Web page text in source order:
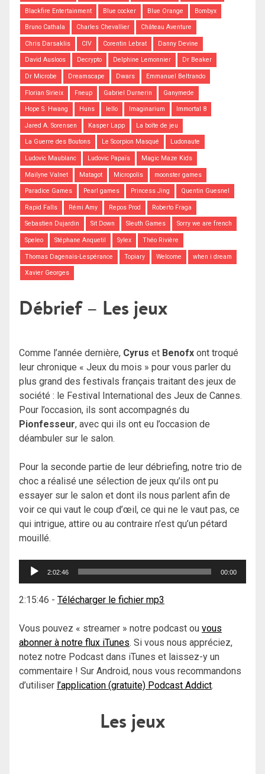
Blackfire Entertainment Blue cocker Blue Orange Bombyx
Bruno Cathala Charles Chevallier Château Aventure
Chris Darsaklis CIV Corentin Lebrat Danny Devine
David Ausloos Decrypto Delphine Lemonnier Dr Beaker
Dr Microbe Dreamscape Dwars Emmanuel Beltrando
Florian Sirieix Fneup Gabriel Durnerin Ganymede
Hope S. Hwang Huns Iello Imaginarium Immortal 8
Jared A. Sorensen Kasper Lapp La boîte de jeu
La Guerre des Boutons Le Scorpion Masqué Ludonaute
Ludovic Maublanc Ludovic Papaïs Magic Maze Kids
Mailyne Valnet Matagot Micropolis moonster games
Paradice Games Pearl games Princess Jing Quentin Guesnel
Rapid Falls Rémi Amy Repos Prod Roberto Fraga
Sebastien Dujardin Sit Down Sleuth Games Sorry we are french
Speleo Stéphane Anquetil Sylex Théo Rivière
Thomas Dagenais-Lespérance Topiary Welcome when i dream
Xavier Georges
Débrief – Les jeux
Comme l’année dernière, Cyrus et Benofx ont troqué
leur chronique « Jeux du mois » pour vous parler du
plus grand des festivals français traitant des jeux de
société : le Festival International des Jeux de Cannes.
Pour l’occasion, ils sont accompagnés du
Pionfesseur, avec qui ils ont eu l’occasion de
déambuler sur le salon.
Pour la seconde partie de leur débriefing, notre trio de
choc a réalisé une sélection de jeux qu’ils ont pu
essayer sur le salon et dont ils nous parlent afin de
voir ce qui vaut le coup d’œil, ce qui ne le vaut pas, ce
qui intrigue, attire ou au contraire n’est qu’un pétard
mouillé.
Lecteur
2:02:46 00:00
2:15:46 - Télécharger le fichier mp3
Vous pouvez « streamer » notre podcast ou vous
abonner à notre flux iTunes. Si vous nous appréciez,
notez notre Podcast dans iTunes et laissez-y un
commentaire ! Sur Android, nous vous recommandons
d’utiliser l’application (gratuite) Podcast Addict.
Les jeux